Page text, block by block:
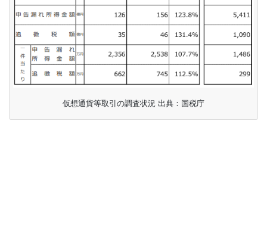
仮想通貨等取引の調査状況 出典：国税庁